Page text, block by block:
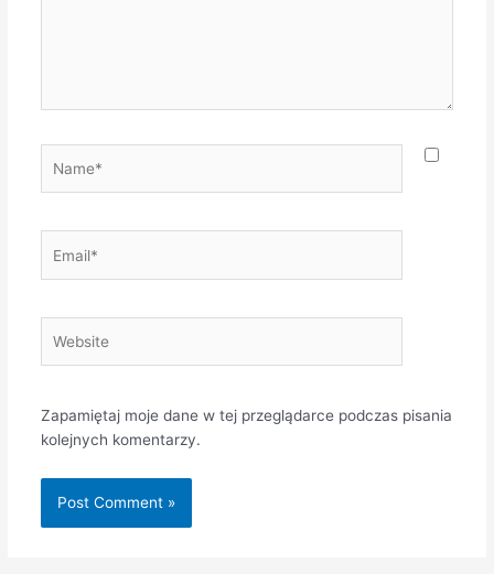
Zapamiętaj moje dane w tej przeglądarce podczas pisania
kolejnych komentarzy.